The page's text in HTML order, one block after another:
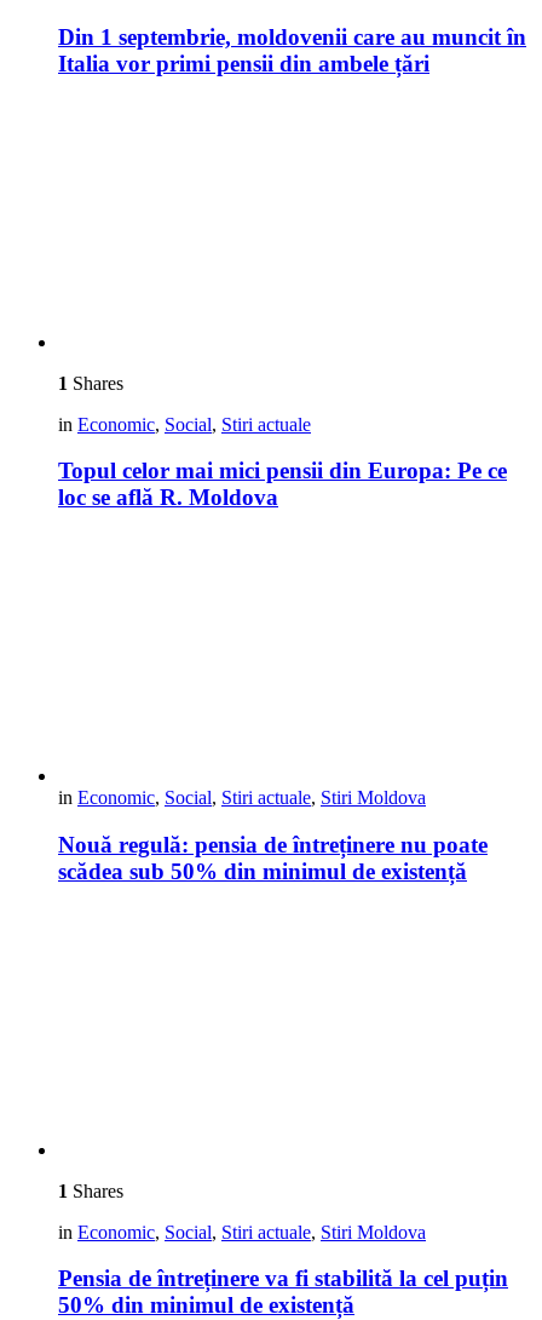
Din 1 septembrie, moldovenii care au muncit în
Italia vor primi pensii din ambele țări
1 Shares
in Economic, Social, Stiri actuale
Topul celor mai mici pensii din Europa: Pe ce
loc se află R. Moldova
in Economic, Social, Stiri actuale, Stiri Moldova
Nouă regulă: pensia de întreținere nu poate
scădea sub 50% din minimul de existență
1 Shares
in Economic, Social, Stiri actuale, Stiri Moldova
Pensia de întreținere va fi stabilită la cel puțin
50% din minimul de existență